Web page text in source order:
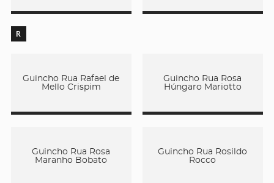
R
Guincho Rua Rafael de
Mello Crispim
Guincho Rua Rosa
Húngaro Mariotto
Guincho Rua Rosa
Maranho Bobato
Guincho Rua Rosildo
Rocco